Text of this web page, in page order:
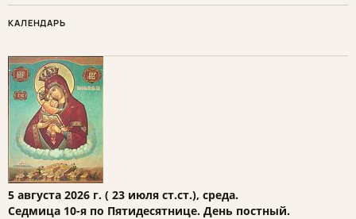
КАЛЕНДАРЬ
5 августа 2026 г. ( 23 июля ст.ст.), среда.
Седмица 10-я по Пятидесятнице. День постный.